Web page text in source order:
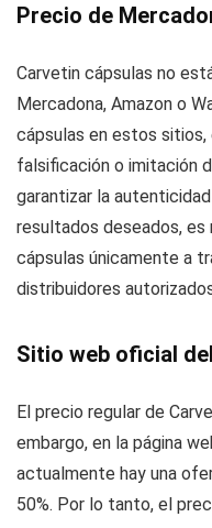
Precio de
Carvetin cápsulas no
Mercadona, Amazon o
cápsulas en estos
falsificación o imitación
garantizar la
resultados deseados,
cápsulas únicamente a
distribuidores
Sitio web oficial
El precio regular de
embargo, en la página
actualmente hay una
50%. Por lo tanto, el